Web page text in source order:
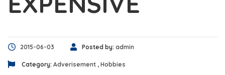
2015-06-03 Posted by: admin
Category: Adverisement , Hobbies